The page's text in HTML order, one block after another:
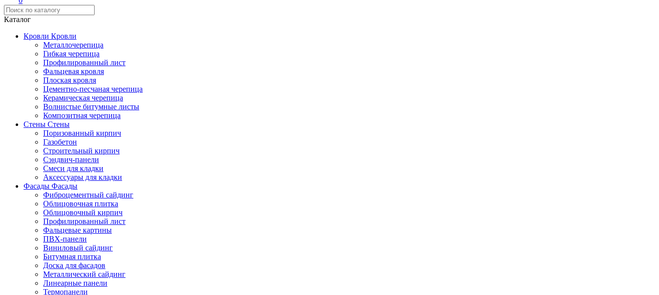
Каталог
Кровли Кровли
Металлочерепица
Гибкая черепица
Профилированный лист
Фальцевая кровля
Плоская кровля
Цементно-песчаная черепица
Керамическая черепица
Волнистые битумные листы
Композитная черепица
Стены Стены
Поризованный кирпич
Газобетон
Строительный кирпич
Сэндвич-панели
Смеси для кладки
Аксессуары для кладки
Фасады Фасады
Фиброцементный сайдинг
Облицовочная плитка
Облицовочный кирпич
Профилированный лист
Фальцевые картины
ПВХ-панели
Виниловый сайдинг
Битумная плитка
Доска для фасадов
Металлический сайдинг
Линеарные панели
Термопанели